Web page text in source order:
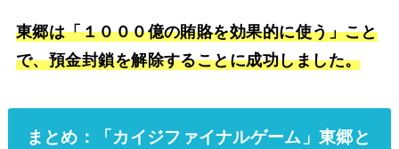
東郷は「１０００億の賄賂を効果的に使う」こと
で、預金封鎖を解除することに成功しました。
まとめ：「カイジファイナルゲーム」東郷と